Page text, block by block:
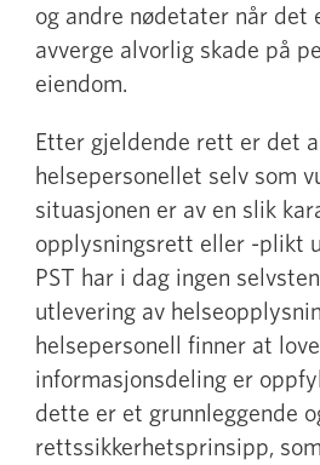
og andre nødetater når det
avverge alvorlig skade på
eiendom.
Etter gjeldende rett er det
helsepersonellet selv som
situasjonen er av en slik
opplysningsrett eller -plikt
PST har i dag ingen
utlevering av
helsepersonell finner at
informasjonsdeling er
dette er et grunnleggende
rettssikkerhetsprinsipp,